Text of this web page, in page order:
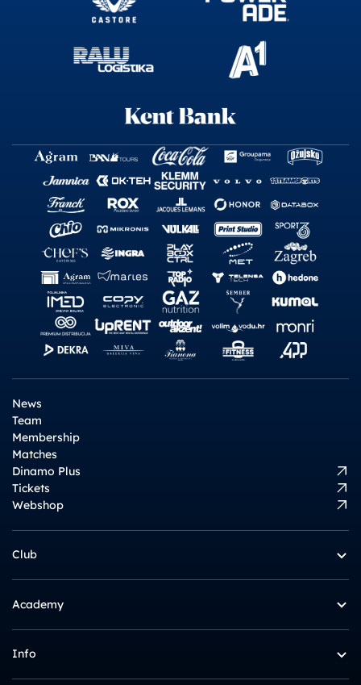
News
Team
Membership
Matches
Dinamo Plus
Tickets
Webshop
Club
Academy
Info